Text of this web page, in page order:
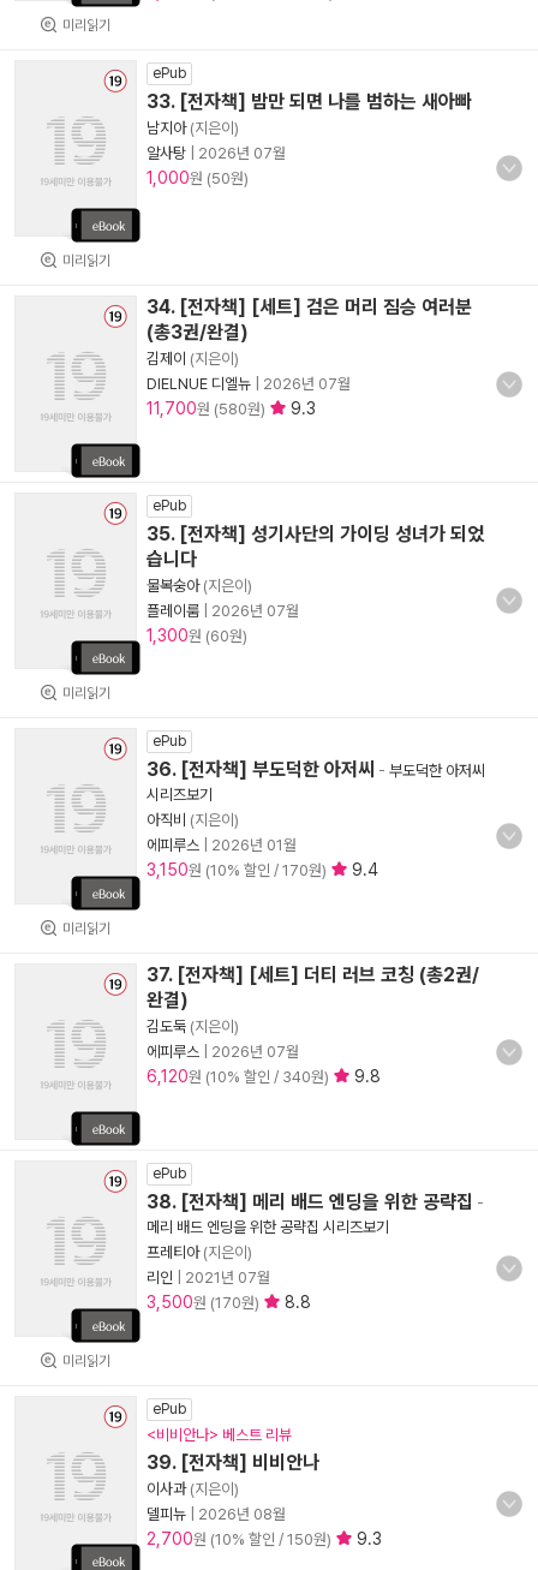
미리읽기
미리읽기
ePub
33. [전자책] 밤만 되면 나를 범하는 새아빠
남지아(지은이)
알사탕
2026년 07월
1,000원 (50원)
34. [전자책] [세트] 검은 머리 짐승 여러분
(총3권/완결)
김제이 (지은이)
DIELNUE 디엘뉴
2026년 07월
11,700원 (580원) 9.3
미리읽기
ePub
35. [전자책] 성기사단의 가이딩 성녀가 되었
습니다
물복숭아(지은이)
플레이룸
2026년 07월
1,300원 (60원)
미리읽기
ePub
36. [전자책] 부도덕한 아저씨 - 부도덕한 아저씨
시리즈보기
아직비 (지은이)
에피루스
2026년 01월
3,150원 (10% 할인 / 170원) 9.4
37. [전자책] [세트] 더티 러브 코칭 (총2권/
완결)
김도둑 (지은이)
에피루스
2026년 07월
6,120원 (10% 할인 / 340원) 9.8
미리읽기
ePub
38. [전자책] 메리 배드 엔딩을 위한 공략집 -
메리 배드 엔딩을 위한 공략집 시리즈보기
프레티아(지은이)
리인
2021년 07월
3,500원 (170원) 8.8
ePub
<비비안나> 베스트 리뷰
39. [전자책] 비비안나
이사과(지은이)
델피뉴
2026년 08월
2,700원 (10% 할인 / 150원) 9.3